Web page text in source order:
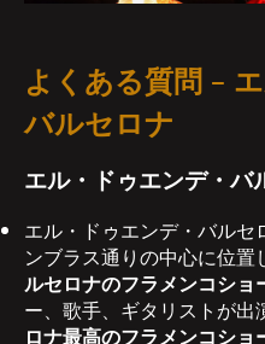
よくある質問 –
バルセロナ
エル・ドゥエンデ・バ
エル・ドゥエンデ・バルセ
ンブラス通りの中心に位
ルセロナのフラメンコショ
ー、歌手、ギタリストが
ロナ最高のフラメンコショ